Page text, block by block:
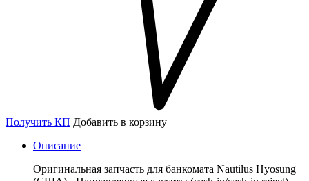
Получить КП Добавить в корзину
Описание
Оригинальная запчасть для банкомата Nautilus Hyosung